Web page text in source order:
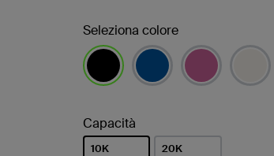
Seleziona colore
Capacità
10K 20K